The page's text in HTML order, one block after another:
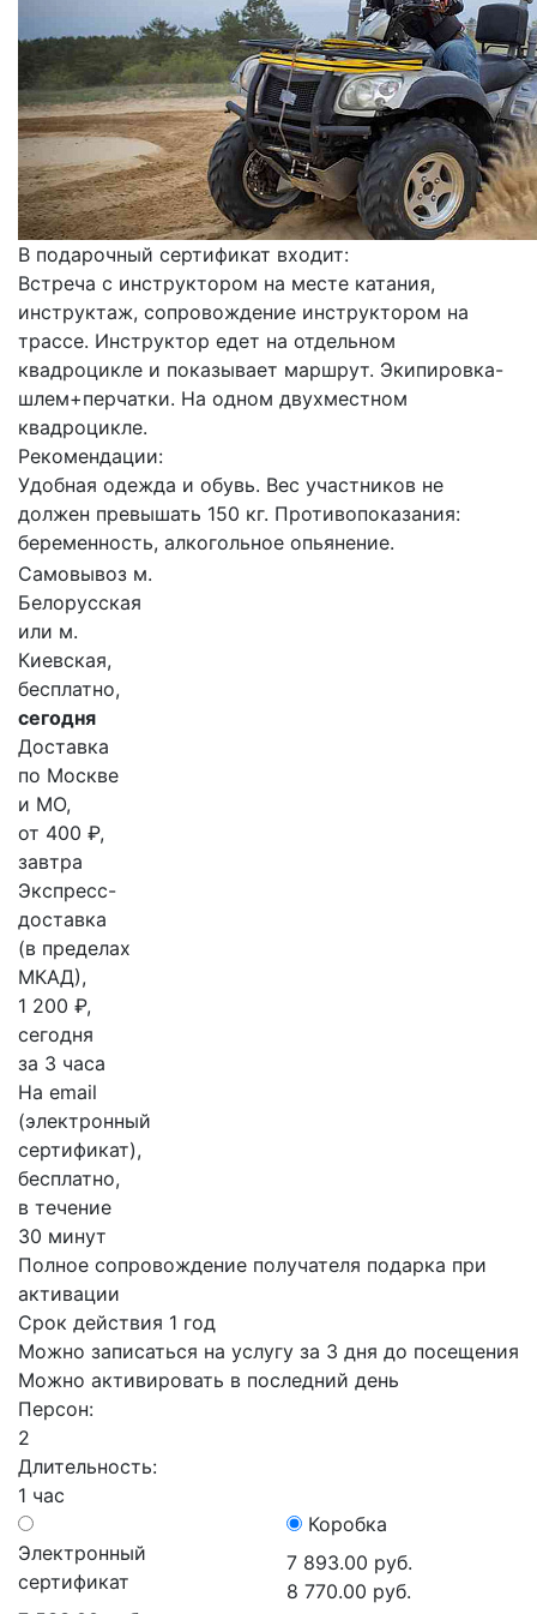
В подарочный сертификат входит:
Встреча с инструктором на месте катания,
инструктаж, сопровождение инструктором на
трассе. Инструктор едет на отдельном
квадроцикле и показывает маршрут. Экипировка-
шлем+перчатки. На одном двухместном
квадроцикле.
Рекомендации:
Удобная одежда и обувь. Вес участников не
должен превышать 150 кг. Противопоказания:
беременность, алкогольное опьянение.
Самовывоз м.
Белорусская
или м.
Киевская,
бесплатно,
сегодня
Доставка
по Москве
и МО,
от 400 ₽,
завтра
Экспресс-
доставка
(в пределах
МКАД),
1 200 ₽,
сегодня
за 3 часа
На email
(электронный
сертификат),
бесплатно,
в течение
30 минут
Полное сопровождение получателя подарка при
активации
Срок действия 1 год
Можно записаться на услугу за 3 дня до посещения
Можно активировать в последний день
Персон:
2
Длительность:
1 час
Электронный
сертификат
Коробка
7 893.00 руб.
8 770.00 руб.